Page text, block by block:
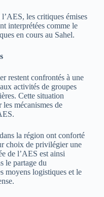
les critiques émises
interprétées comme le
en cours au Sahel.
restent confrontés à une
activités de groupes
Cette situation
mécanismes de
la région ont conforté
choix de privilégier une
de l’AES est ainsi
le partage du
moyens logistiques et le